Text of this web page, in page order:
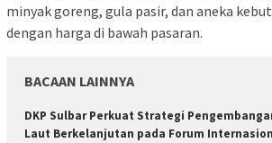
minyak goreng, gula pasir, dan aneka
dengan harga di bawah pasaran.
BACAAN LAINNYA
DKP Sulbar Perkuat Strategi
Laut Berkelanjutan pada Forum